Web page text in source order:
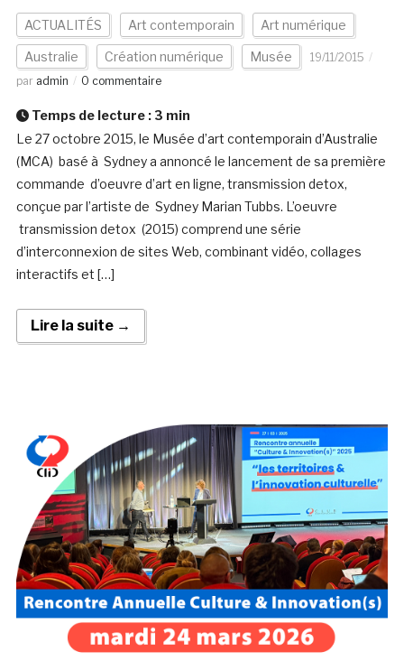
ACTUALITÉS Art contemporain Art numérique
Australie Création numérique Musée
19/11/2015
par admin 0 commentaire
Temps de lecture : 3 min
Le 27 octobre 2015, le Musée d’art contemporain d’Australie
(MCA) basé à Sydney a annoncé le lancement de sa première
commande d’oeuvre d’art en ligne, transmission detox,
conçue par l’artiste de Sydney Marian Tubbs. L’oeuvre
transmission detox (2015) comprend une série
d’interconnexion de sites Web, combinant vidéo, collages
interactifs et […]
Lire la suite →